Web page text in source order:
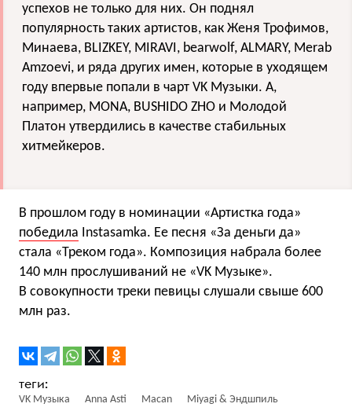
успехов не только для них. Он поднял
популярность таких артистов, как Женя Трофимов,
Минаева, BLIZKEY, MIRAVI, bearwolf, ALMARY, Merab
Amzoevi, и ряда других имен, которые в уходящем
году впервые попали в чарт VK Музыки. А,
например, MONA, BUSHIDO ZHO и Молодой
Платон утвердились в качестве стабильных
хитмейкеров.
В прошлом году в номинации «Артистка года»
победила Instasamka. Ее песня «За деньги да»
стала «Треком года». Композиция набрала более
140 млн прослушиваний не «VK Музыке».
В совокупности треки певицы слушали свыше 600
млн раз.
VK Музыка Anna Asti Macan Miyagi & Эндшпиль